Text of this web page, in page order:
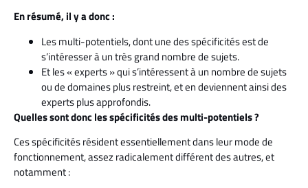
En résumé, il y a donc :
Les multi-potentiels, dont une des spécificités est de
s’intéresser à un très grand nombre de sujets.
Et les « experts » qui s’intéressent à un nombre de sujets
ou de domaines plus restreint, et en deviennent ainsi des
experts plus approfondis.
Quelles sont donc les spécificités des multi-potentiels ?
Ces spécificités résident essentiellement dans leur mode de
fonctionnement, assez radicalement différent des autres, et
notamment :